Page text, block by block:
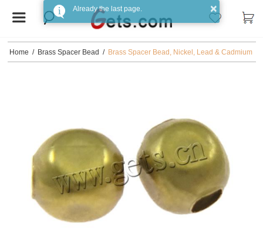
Home / Brass Spacer Bead / Brass Spacer Bead, Nickel, Lead & Cadmium